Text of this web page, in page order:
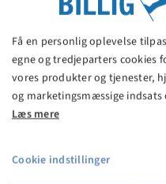
Få en personlig oplevelse
egne og tredjeparters cookies
vores produkter og tjenester,
og marketingsmæssige
Læs mere
Cookie indstillinger